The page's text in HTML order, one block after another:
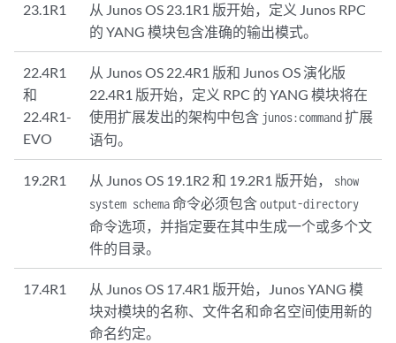
23.1R1
从 Junos OS 23.1R1 版开始，定义 Junos RPC
的 YANG 模块包含准确的输出模式。
22.4R1
和
22.4R1-
EVO
从 Junos OS 22.4R1 版和 Junos OS 演化版
22.4R1 版开始，定义 RPC 的 YANG 模块将在
使用扩展发出的架构中包含 junos:command扩展
语句。
19.2R1 从 Junos OS 19.1R2 和 19.2R1 版开始，
show
system schema命令必须包含output-directory
命令选项，并指定要在其中生成一个或多个文
件的目录。
17.4R1
从 Junos OS 17.4R1 版开始，Junos YANG 模
块对模块的名称、文件名和命名空间使用新的
命名约定。